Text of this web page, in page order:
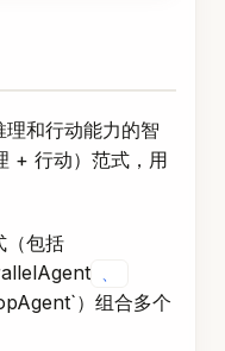
理和行动能力的智
+ 行动）范式，用
（包括
）组合多个